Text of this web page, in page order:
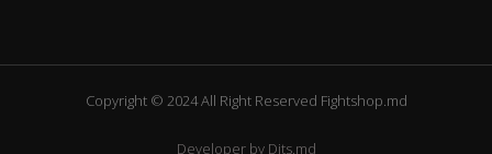
Copyright © 2024 All Right Reserved Fightshop.md
Developer by Dits.md